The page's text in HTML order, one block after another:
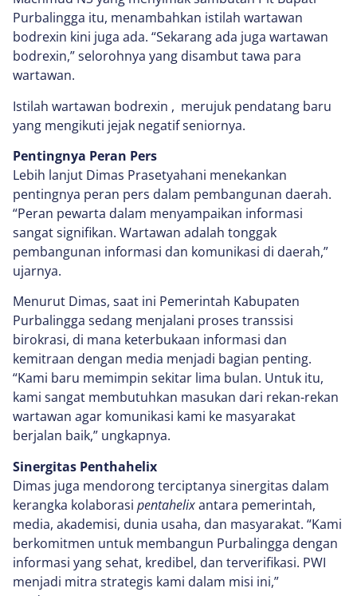
Purbalingga itu, menambahkan istilah wartawan
bodrexin kini juga ada. “Sekarang ada juga wartawan
bodrexin,” selorohnya yang disambut tawa para
wartawan.
Istilah wartawan bodrexin , merujuk pendatang baru
yang mengikuti jejak negatif seniornya.
Pentingnya Peran Pers
Lebih lanjut Dimas Prasetyahani menekankan
pentingnya peran pers dalam pembangunan daerah.
“Peran pewarta dalam menyampaikan informasi
sangat signifikan. Wartawan adalah tonggak
pembangunan informasi dan komunikasi di daerah,”
ujarnya.
Menurut Dimas, saat ini Pemerintah Kabupaten
Purbalingga sedang menjalani proses transsisi
birokrasi, di mana keterbukaan informasi dan
kemitraan dengan media menjadi bagian penting.
“Kami baru memimpin sekitar lima bulan. Untuk itu,
kami sangat membutuhkan masukan dari rekan-rekan
wartawan agar komunikasi kami ke masyarakat
berjalan baik,” ungkapnya.
Sinergitas Penthahelix
Dimas juga mendorong terciptanya sinergitas dalam
kerangka kolaborasi pentahelixantara pemerintah,
media, akademisi, dunia usaha, dan masyarakat. “Kami
berkomitmen untuk membangun Purbalingga dengan
informasi yang sehat, kredibel, dan terverifikasi. PWI
menjadi mitra strategis kami dalam misi ini,”